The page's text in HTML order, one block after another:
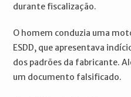
durante fiscalização.
O homem conduzia uma
ESDD, que apresentava
dos padrões da fabricante.
um documento falsificado.